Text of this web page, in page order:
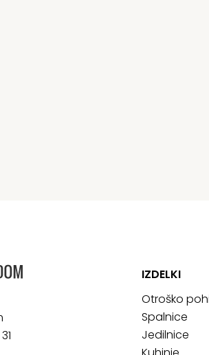
IZDELKI
Otroško
Spalnice
Jedilnice